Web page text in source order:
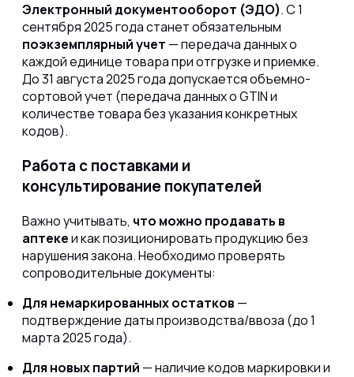
Электронный документооборот (ЭДО). С 1
сентября 2025 года станет обязательным
поэкземплярный учет — передача данных о
каждой единице товара при отгрузке и приемке.
До 31 августа 2025 года допускается объемно-
сортовой учет (передача данных о GTIN и
количестве товара без указания конкретных
кодов).
Работа с поставками и
консультирование покупателей
Важно учитывать, что можно продавать в
аптекеи как позиционировать продукцию без
нарушения закона. Необходимо проверять
сопроводительные документы:
Для немаркированных остатков —
подтверждение даты производства/ввоза (до 1
марта 2025 года).
Для новых партий — наличие кодов маркировки и